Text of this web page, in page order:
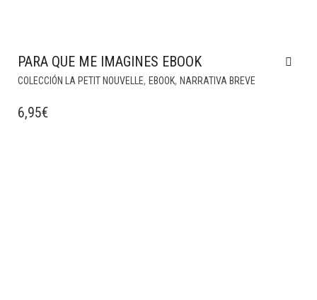
PARA QUE ME IMAGINES EBOOK
COLECCIÓN LA PETIT NOUVELLE, EBOOK, NARRATIVA BREVE
6,95€